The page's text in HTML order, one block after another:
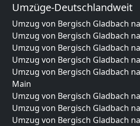
Umzüge-Deutschlandweit
Umzug von Bergisch Gladbach
Umzug von Bergisch Gladbach
Umzug von Bergisch Gladbach
Umzug von Bergisch Gladbach
Umzug von Bergisch Gladbach
Main
Umzug von Bergisch Gladbach
Umzug von Bergisch Gladbach
Umzug von Bergisch Gladbach